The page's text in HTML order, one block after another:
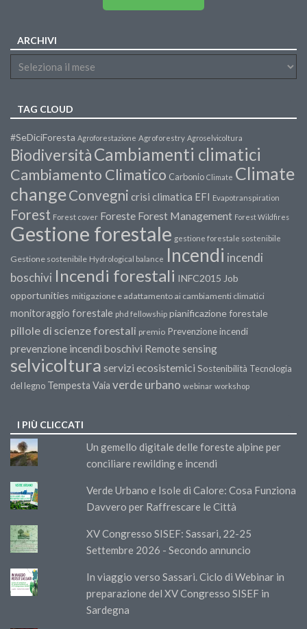
ARCHIVI
TAG CLOUD
#SeDiciForesta Agroforestazione Agroforestry Agroselvicoltura
BiodiversitàCambiamenti climatici
Cambiamento Climatico Carbonio Climate Climate
changeConvegni crisi climatica EFI Evapotranspiration
Forest Forest cover Foreste Forest Management Forest Wildfires
Gestione forestale gestione forestale sostenibile
Gestione sostenibile Hydrological balance Incendi incendi
boschivi Incendi forestali INFC2015 Job
opportunities mitigazione e adattamento ai cambiamenti climatici
monitoraggio forestale phd fellowship pianificazione forestale
pillole di scienze forestali premio Prevenzione incendi
prevenzione incendi boschivi Remote sensing
selvicoltura servizi ecosistemici Sostenibilità Tecnologia
del legno Tempesta Vaia verde urbano webinar workshop
I PIÙ CLICCATI
Un gemello digitale delle foreste alpine per
conciliare rewilding e incendi
Verde Urbano e Isole di Calore: Cosa Funziona
Davvero per Raffrescare le Città
XV Congresso SISEF: Sassari, 22-25
Settembre 2026 - Secondo annuncio
In viaggio verso Sassari. Ciclo di Webinar in
preparazione del XV Congresso SISEF in
Sardegna